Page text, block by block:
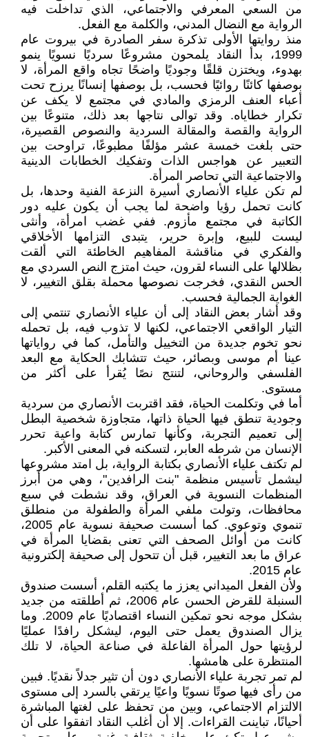
من السعي المعرفي والاجتماعي، الذي تداخلت فيه
الرواية مع النضال المدني، والكلمة مع الفعل.
منذ روايتها الأولى تذكرة سفر الصادرة في بيروت عام
1999، بدأ النقاد يلمحون مشروعًا سرديًا نسويًا ينمو
بهدوء، ويختزن قلقًا وجوديًا واضحًا تجاه واقع المرأة، لا
بوصفها كائنًا روائيًا فحسب، بل بوصفها إنسانًا يرزح تحت
أعباء العنف الرمزي والمادي في مجتمع لا يكف عن
تكرار خطاياه. وقد توالى نتاجها بعد ذلك، متنوعًا بين
الرواية والقصة والمقالة السردية والنصوص القصيرة،
حتى بلغت خمسة عشر مؤلفًا مطبوعًا، تراوحت بين
التعبير عن هواجس الذات وتفكيك الخطابات الدينية
والاجتماعية التي تحاصر المرأة.
لم تكن علياء الأنصاري أسيرة النزعة الفنية وحدها، بل
كانت تحمل رؤيا واضحة لما يجب أن يكون عليه دور
الكاتبة في مجتمع مأزوم. ففي غضب امرأة، وأنثى
ليست للبيع، وإبرة حرير، يتبدى التزامها الأخلاقي
والفكري في مناقشة المفاهيم الخاطئة التي ألقت
بظلالها على النساء لقرون، حيث امتزج النص السردي مع
الحس النقدي، فخرجت نصوصها محملة بقلق التغيير، لا
الغواية الجمالية فحسب.
وقد أشار بعض النقاد إلى أن علياء الأنصاري تنتمي إلى
التيار الواقعي الاجتماعي، لكنها لا تذوب فيه، بل تحمله
نحو تخوم جديدة من التخييل والتأمل، كما في رواياتها
عينا أم موسى وبصائر، حيث تتشابك الحكاية مع البعد
الفلسفي والروحاني، لتنتج نصًا يُقرأ على أكثر من
مستوى.
أما في وتكلمت الحياة، فقد اقتربت الأنصاري من سردية
وجودية تنطق فيها الحياة ذاتها، متجاوزة شخصية البطل
إلى تعميم التجربة، وكأنها تمارس كتابة واعية تحرر
الإنسان من شرطه العابر، لتسكنه في المعنى الأكبر.
لم تكتف علياء الأنصاري بكتابة الرواية، بل امتد مشروعها
ليشمل تأسيس منظمة "بنت الرافدين"، وهي من أبرز
المنظمات النسوية في العراق، وقد نشطت في سبع
محافظات، وتولت ملفي المرأة والطفولة من منطلق
تنموي وتوعوي. كما أسست صحيفة نسوية عام 2005،
كانت من أوائل الصحف التي تعنى بقضايا المرأة في
عراق ما بعد التغيير، قبل أن تتحول إلى صحيفة إلكترونية
عام 2015.
ولأن الفعل الميداني يعزز ما يكتبه القلم، أسست صندوق
السنبلة للقرض الحسن عام 2006، ثم أطلقته من جديد
بشكل موجه نحو تمكين النساء اقتصاديًا عام 2009. وما
يزال الصندوق يعمل حتى اليوم، ليشكل رافدًا عمليًا
لرؤيتها حول المرأة الفاعلة في صناعة الحياة، لا تلك
المنتظرة على هامشها.
لم تمر تجربة علياء الأنصاري دون أن تثير جدلاً نقديًا. فبين
من رأى فيها صوتًا نسويًا واعيًا يرتقي بالسرد إلى مستوى
الالتزام الاجتماعي، وبين من تحفظ على لغتها المباشرة
أحيانًا، تباينت القراءات. إلا أن أغلب النقاد اتفقوا على أن